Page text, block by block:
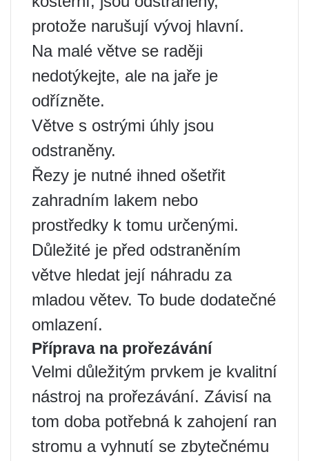
protože narušují vývoj hlavní.
Na malé větve se raději
nedotýkejte, ale na jaře je
odřízněte.
Větve s ostrými úhly jsou
odstraněny.
Řezy je nutné ihned ošetřit
zahradním lakem nebo
prostředky k tomu určenými.
Důležité je před odstraněním
větve hledat její náhradu za
mladou větev. To bude dodatečné
omlazení.
Příprava na prořezávání
Velmi důležitým prvkem je kvalitní
nástroj na prořezávání. Závisí na
tom doba potřebná k zahojení ran
stromu a vyhnutí se zbytečnému